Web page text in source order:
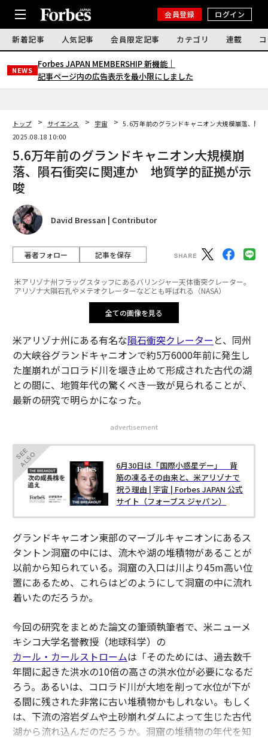
会員登録 ログイン
新着記事 人気記事 会員限定記事 カテゴリ 連載
NEWS
Forbes JAPAN MEMBERSHIP 新機能｜
記事ページ内の広告表示を最小限にしました
トップ サイエンス 宇宙
5.6万年前のグランドキャニオン大規模崩落、隕
2025.08.18 10:00
5.6万年前のグランドキャニオン大規模崩
落、隕石衝突に関連か 地質学的証拠が示
唆
David Bressan | Contributor
著者フォロー 記事を保存
米アリゾナ州フラッグスタッフにあるバリンジャー天体衝突クレーター。
アリゾナ大隕石孔やメテオクレーターなどとも呼ばれる（NASA）
全ての画像を見る
米アリゾナ州にある有名な隕石衝突クレーター と、同州
の大峡谷グランドキャニオンで約5万6000年前に発生し
た崖崩れがコロラド川を堰き止めて形成された古代の湖
との間に、地質年代の驚くべき一致が見られることが、
最新の研究で明らかになった。
advertisement
SEE
ALSO
6月30日は「国際小惑星デー」 背
筋の凍るその由来と、米アリゾナで
祝う理由 | 宇宙 | Forbes JAPAN 公式
サイト（フォーブス ジャパン）
グランドキャニオン東部のマーブルキャニオンにあるス
タントン洞窟の中には、流木や湖の堆積物があることが
以前から知られている。洞窟の入口は川より45m高い位
置にあるため、これらはどのようにして洞窟の中に流れ
着いたのだろうか。
今回の研究をまとめた論文の筆頭執筆者で、米ニューメ
キシコ大学名誉教授（地球科学）の
カール・カールストロームは「そのためには、過去数千
年間に起きた洪水の10倍の高さの洪水位が必要になるだ
ろう。あるいは、コロラド川が大地を削って水位が下が
る間に残された非常に古い堆積物かもしれない。もしく
は、下流の溶岩ダムや土砂崩れダムによって生じた古代
湖から流れ込んだのだろうか。洞窟の堆積物の年代を知